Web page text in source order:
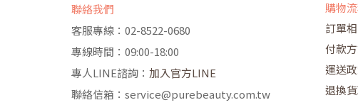
聯絡我們
客服專線：02-8522-0680
專線時間：09:00-18:00
專人LINE諮詢： 加入官方LINE
聯絡信箱：service@purebeauty.com.tw
購物
訂單
付款
運送
退換